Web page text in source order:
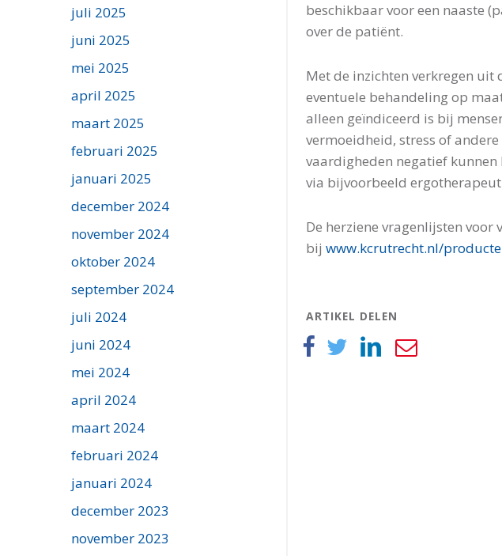
juli 2025
juni 2025
mei 2025
april 2025
maart 2025
februari 2025
januari 2025
december 2024
november 2024
oktober 2024
september 2024
juli 2024
juni 2024
mei 2024
april 2024
maart 2024
februari 2024
januari 2024
december 2023
november 2023
beschikbaar voor een naaste
over de patiënt.
Met de inzichten verkregen uit
eventuele behandeling op
alleen geïndiceerd is bij
vermoeidheid, stress of
vaardigheden negatief
via bijvoorbeeld
De herziene vragenlijsten voor
bij www.kcrutrecht.nl/
ARTIKEL DELEN